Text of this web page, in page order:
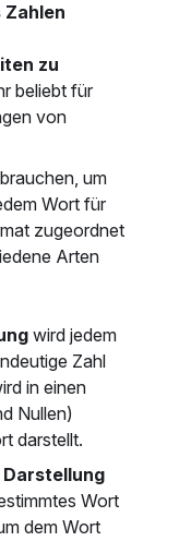
Zahlen
zu
beliebt für
von
um
Wort für
zugeordnet
Arten
wird jedem
Zahl
in einen
Nullen)
darstellt.
Wort
dem Wort